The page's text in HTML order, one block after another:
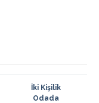
İki Kişilik
Odada